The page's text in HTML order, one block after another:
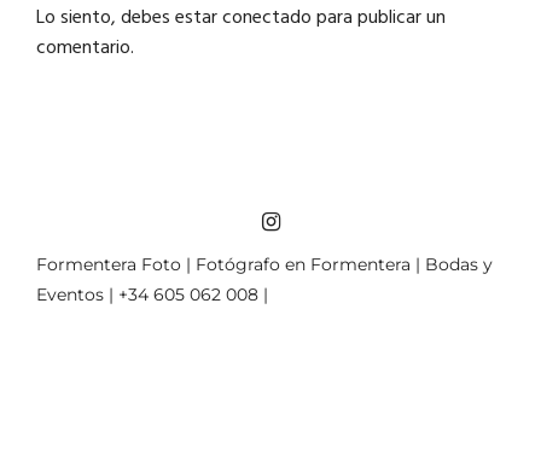
Lo siento, debes estarconectadopara publicar un
comentario.
Formentera Foto | Fotógrafo en Formentera | Bodas y
Eventos | +34 605 062 008 |